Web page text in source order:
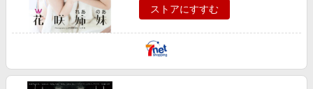
ストアにすすむ